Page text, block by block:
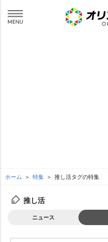
ホーム 特集 推し活タグの特集
推し活
ニュース